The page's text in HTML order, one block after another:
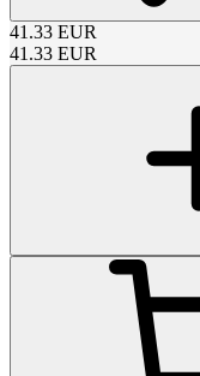
41.33 EUR
41.33 EUR